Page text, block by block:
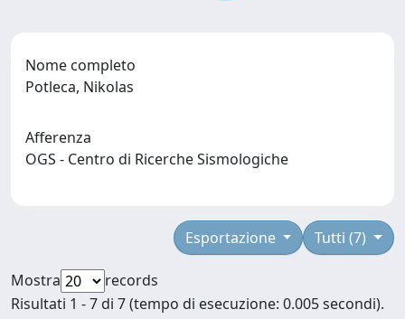
Nome completo
Potleca, Nikolas
Afferenza
OGS - Centro di Ricerche Sismologiche
Tutti (7)
Esportazione
Mostra
records
Risultati 1 - 7 di 7 (tempo di esecuzione: 0.005 secondi).